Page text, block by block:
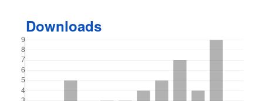
Downloads